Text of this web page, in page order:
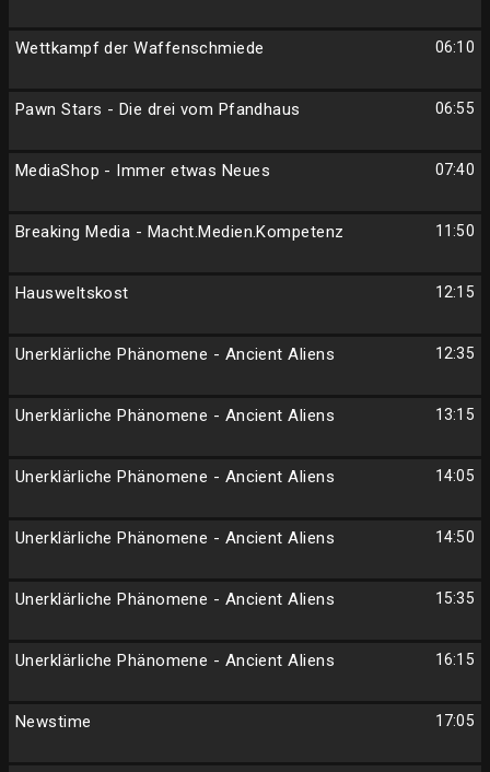
06:10
Wettkampf der Waffenschmiede
06:55
Pawn Stars - Die drei vom Pfandhaus
07:40
MediaShop - Immer etwas Neues
11:50
Breaking Media - Macht.Medien.Kompetenz
12:15
Hausweltskost
12:35
Unerklärliche Phänomene - Ancient Aliens
13:15
Unerklärliche Phänomene - Ancient Aliens
14:05
Unerklärliche Phänomene - Ancient Aliens
14:50
Unerklärliche Phänomene - Ancient Aliens
15:35
Unerklärliche Phänomene - Ancient Aliens
16:15
Unerklärliche Phänomene - Ancient Aliens
17:05
Newstime